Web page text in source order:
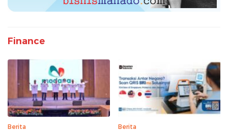
Finance
Berita Berita